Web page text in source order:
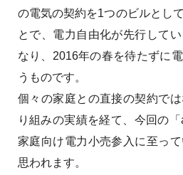
の電気の契約を1つのビルとし
とで、電力自由化が先行して
なり、2016年の春を待たずに
うものです。
個々の家庭との直接の契約で
り組みの実績を経て、今回の
家庭向け電力小売参入に至っ
思われます。